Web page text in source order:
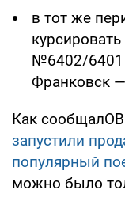
в тот же
№6402/
Франковск
Как
запустили
популярный
можно было